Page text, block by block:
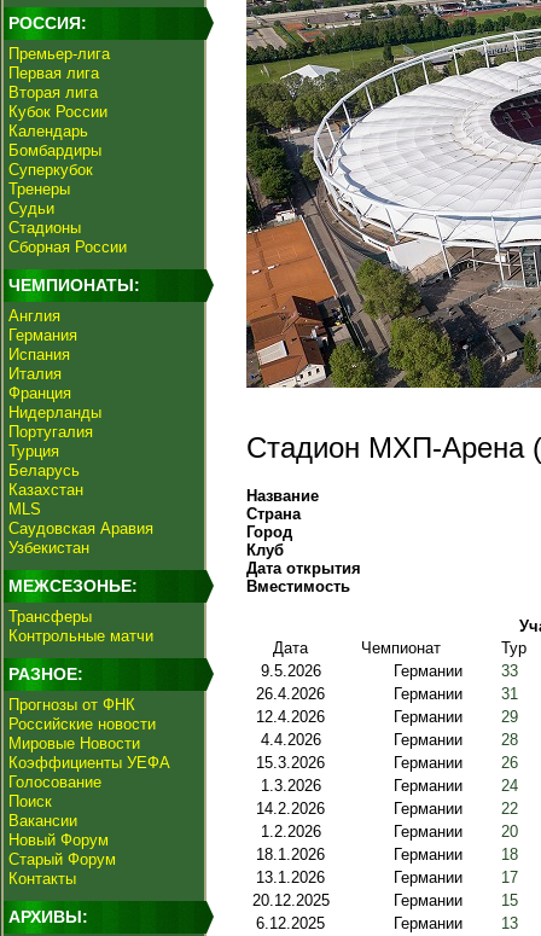
РОССИЯ:
Премьер-лига
Первая лига
Вторая лига
Кубок России
Календарь
Бомбардиры
Суперкубок
Тренеры
Судьи
Стадионы
Сборная России
ЧЕМПИОНАТЫ:
Англия
Германия
Испания
Италия
Франция
Нидерланды
Португалия
Турция
Беларусь
Казахстан
MLS
Саудовская Аравия
Узбекистан
МЕЖСЕЗОНЬЕ:
Трансферы
Контрольные матчи
РАЗНОЕ:
Прогнозы от ФНК
Российские новости
Мировые Новости
Коэффициенты УЕФА
Голосование
Поиск
Вакансии
Новый Форум
Старый Форум
Контакты
АРХИВЫ:
Стадион МХП-Арена
Название
Страна
Город
Клуб
Дата открытия
Вместимость
Дата
Чемпионат
Тур
9.5.2026
Германии
33
26.4.2026
Германии
31
12.4.2026
Германии
29
4.4.2026
Германии
28
15.3.2026
Германии
26
1.3.2026
Германии
24
14.2.2026
Германии
22
1.2.2026
Германии
20
18.1.2026
Германии
18
13.1.2026
Германии
17
20.12.2025
Германии
15
6.12.2025
Германии
13